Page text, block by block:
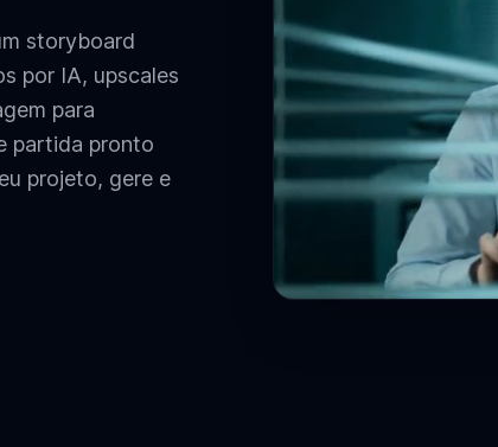
storyboard
por IA, upscales
para
partida pronto
projeto, gere e